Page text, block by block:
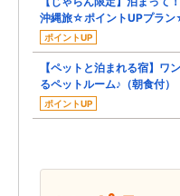
沖縄旅☆ポイントUPプラン
ポイントUP
【ペットと泊まれる宿】ワ
るペットルーム♪（朝食付）
ポイントUP